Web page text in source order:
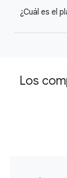
¿Cuál es el
Los